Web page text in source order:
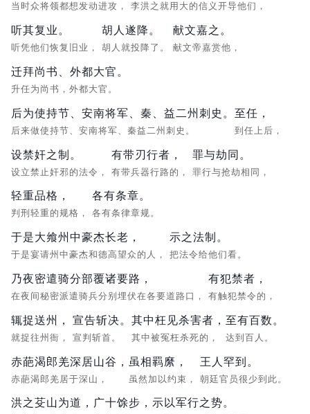
当时众将领都想发动进攻， 李洪之就用大的信义开导他们，
听其复业。
听凭他们恢复旧业，
胡人遂降。
胡人就投降了。
献文嘉之。
献文帝嘉赏他，
迁拜尚书、外都大官。
升任为尚书，外都大官。
后为使持节、安南将军、秦、益二州刺史。
后来做使持节、安南将军、秦益二州刺史。
至任，
到任上后，
设禁奸之制。
设立禁止奸邪的法令，
有带刃行者，
有带兵器行路的，
罪与劫同。
罪行与抢劫相同，
轻重品格，
判刑轻重的规格，
各有条章。
各有条律章规。
于是大飨州中豪杰长老，
于是宴请州中豪杰和德高望众的人，
示之法制。
把法令给他们看。
乃夜密遣骑分部覆诸要路，
在夜间秘密派遣骑兵分别埋伏在各要道路口，
有犯禁者，
有触犯禁令的，
辄捉送州，
就捉往州衙，
宣告斩决。
宣判斩首。
其中枉见杀害者，
其中被冤枉杀死的，
至有百数。
达到百人。
赤葩渴郎羌深居山谷，
赤葩渴郎羌居于深山，
虽相羁縻，
虽然加以约束，
王人罕到。
朝廷官员很少到此。
洪之芟山为道， 广十馀步， 示以军行之势。